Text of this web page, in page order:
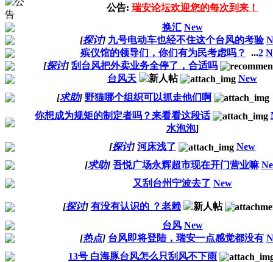
公告: 瑞安论坛欢迎您的每次到来！
换汇 New
[探讨] 九号电动车也经不住这个台风的考验
殡仪馆的领导们，你们有为民考虑吗？
...2
[探讨] 刮台风把外卖业务全停了，合适吗
台风天
New
[求助] 野猫哪个组织可以抓走他们啊
你想成为规矩的制定者吗？来看看这段话
水泡泡]
[探讨] 河床浅了
New
[求助] 吾悦广场永辉超市现在开门营业嘛
又刮台州宁波去了 New
[探讨] 有没有认识的 ？老赖
台风 New
[热点] 台风即将登陆，瑞安一点感觉都没有
13号 白海豚台风怎么只刮风不下雨